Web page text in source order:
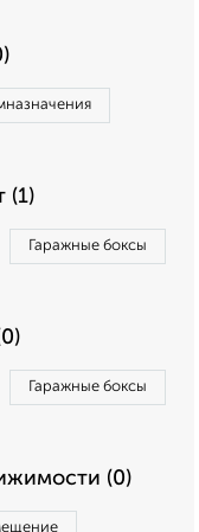
(1)
Гаражные боксы
Гаражные боксы
(0)